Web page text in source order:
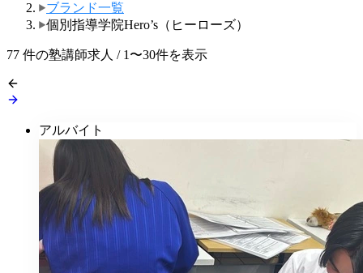
ブランド一覧
個別指導学院Hero’s（ヒーローズ）
77 件の塾講師求人 / 1〜30件を表示
アルバイト